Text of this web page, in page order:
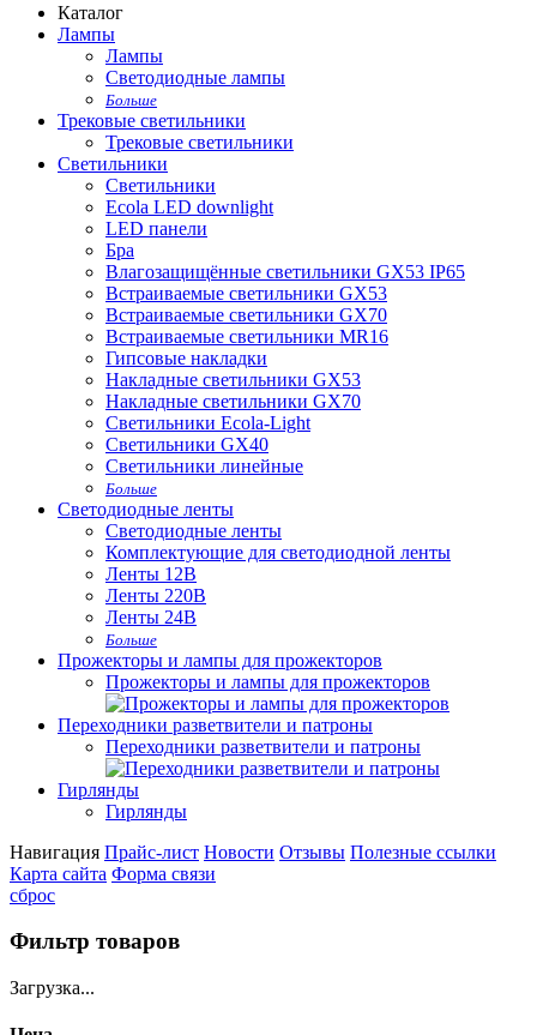
Каталог
Лампы
Лампы
Светодиодные лампы
Больше
Трековые светильники
Трековые светильники
Светильники
Светильники
Ecola LED downlight
LED панели
Бра
Влагозащищённые светильники GX53 IP65
Встраиваемые светильники GX53
Встраиваемые светильники GX70
Встраиваемые светильники MR16
Гипсовые накладки
Накладные светильники GX53
Накладные светильники GX70
Светильники Ecola-Light
Светильники GX40
Светильники линейные
Больше
Светодиодные ленты
Светодиодные ленты
Комплектующие для светодиодной ленты
Ленты 12В
Ленты 220В
Ленты 24В
Больше
Прожекторы и лампы для прожекторов
Прожекторы и лампы для прожекторов
Переходники разветвители и патроны
Переходники разветвители и патроны
Гирлянды
Гирлянды
Навигация Прайс-лист Новости Отзывы Полезные ссылки
Карта сайта Форма связи
сброс
Фильтр товаров
Загрузка...